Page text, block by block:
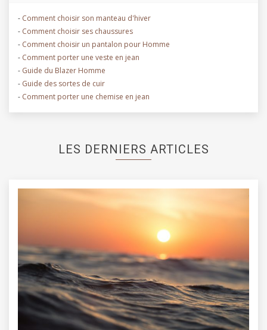
- Comment choisir son manteau d'hiver
- Comment choisir ses chaussures
- Comment choisir un pantalon pour Homme
- Comment porter une veste en jean
- Guide du Blazer Homme
- Guide des sortes de cuir
- Comment porter une chemise en jean
LES DERNIERS ARTICLES